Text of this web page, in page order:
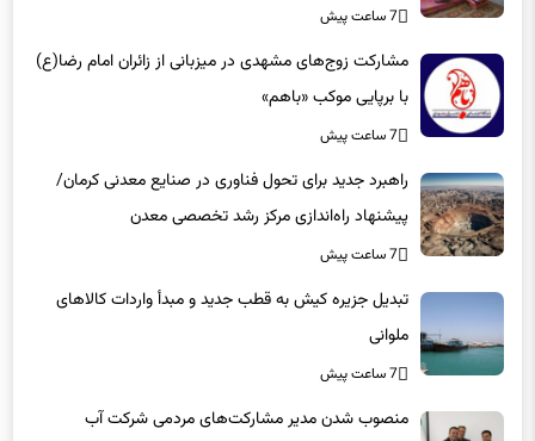
7 ساعت پیش
مشارکت زوج‌های مشهدی در میزبانی از زائران امام رضا(ع)
با برپایی موکب «باهم»
7 ساعت پیش
راهبرد جدید برای تحول فناوری در صنایع معدنی کرمان/
پیشنهاد راه‌اندازی مرکز رشد تخصصی معدن
7 ساعت پیش
تبدیل جزیره کیش به قطب جدید و مبدأ واردات کالاهای
ملوانی
7 ساعت پیش
منصوب شدن مدیر مشارکت‌های مردمی شرکت آب